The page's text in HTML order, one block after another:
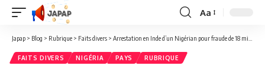
Redimensionner
Aa
Japap > Blog > Rubrique > Faits divers > Arrestation en Inde d’un Nigérian pour fraude de 18 millions de nairas avec une fausse promesse de visa de travail canadien
FAITS DIVERS NIGÉRIA PAYS RUBRIQUE